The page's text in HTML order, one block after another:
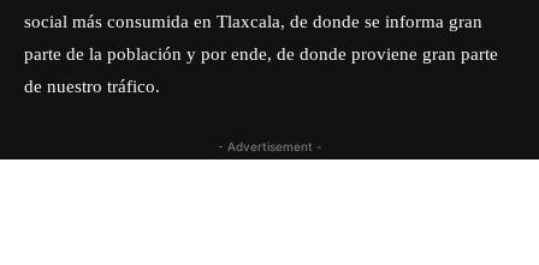
social más consumida en Tlaxcala, de donde se informa gran
parte de la población y por ende, de donde proviene gran parte
de nuestro tráfico.
- Advertisement -